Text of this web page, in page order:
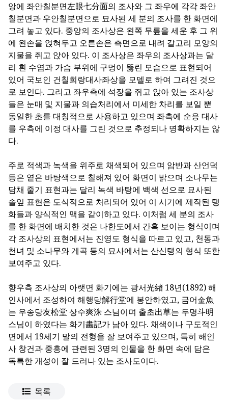
앙에 좌안칠분면左眼七分面의 조사와 그 좌우에 각각 좌안
칠분면과 우안칠분면으로 묘사된 세 분의 조사를 한 화면에
그려 놓고 있다. 중앙의 조사상은 왼쪽 무릎을 세운 후 그 위
에 왼손을 얹혀두고 오른손은 측면으로 내려 갈고리 모양의
지물을 쥐고 앉아 있다. 이 조사상은 좌우의 조사상과는 달
리 흰 수염과 가슴 부위에 구멍이 뚫린 모습으로 표현되어
있어 국보인 건칠희랑대사좌상을 모델로 하여 그려진 것으
로 보인다. 그리고 좌우측에 석장을 쥐고 앉아 있는 조사상
들은 눈매 및 지물과 의습처리에서 미세한 차리를 보일 뿐
동일한 초를 대칭적으로 사용하고 있으며 좌측에 순응 대사
를 우측에 이정 대사를 그린 것으로 추정되나 명확하지는 않
다.
주로 적색과 녹색을 위주로 채색되어 있으며 암반과 산언덕
등은 옅은 바탕색으로 칠해져 있어 화면이 밝으며 소나무는
담채 줄기 표현과는 달리 녹색 바탕에 백색 선으로 묘사된
솔잎 표현은 도식적으로 처리되어 있어 이 시기에 제작된 탱
화들과 양식적인 맥을 같이하고 있다. 이처럼 세 분의 조사
를 한 화면에 배치한 것은 나한도에서 간혹 보이는 형식이며
각 조사상의 표현에서는 진영도 형식을 따르고 있고, 천동과
천녀 및 소나무와 게곡 등의 묘사에서는 산신탱의 형식 또한
보여주고 있다.
향우측 조사상의 아랫면 화기에는 광서光緖 18년(1892) 해
인사에서 조성하여 해행당解行堂에 봉안하였고, 금어金魚
는 우송당友松堂 상수爽洙 스님이며 출초出草는 두명斗明
스님이 하였다는 화기畵記가 남아 있다. 채색이나 구도적인
면에서 19세기 말의 전형을 잘 보여주고 있으며, 특히 해인
사 창건과 중흥에 관련된 3명의 인물을 한 화면 속에 담은
독특한 개성이 잘 드러나 있는 조사도이다.
목록